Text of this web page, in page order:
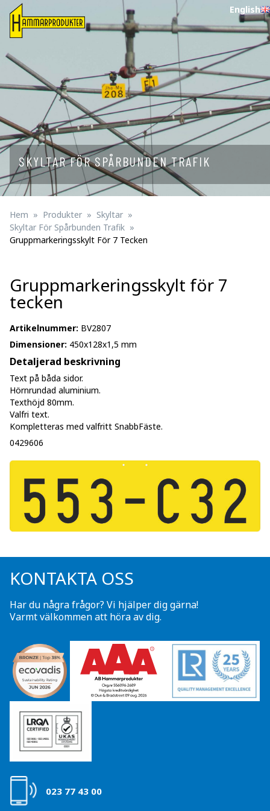
English
SKYLTAR FÖR SPÅRBUNDEN TRAFIK
Hem Produkter
Skyltar
Skyltar För Spårbunden Trafik
Gruppmarkeringsskylt För 7 Tecken
Gruppmarkeringsskylt för 7
tecken
Artikelnummer: BV2807
Dimensioner: 450x128x1,5 mm
Detaljerad beskrivning
Text på båda sidor.
Hörnrundad aluminium.
Texthöjd 80mm.
Valfri text.
Kompletteras med valfritt SnabbFäste.
0429606
KONTAKTA OSS
Har du några frågor? Vi hjälper dig gärna!
Varmt välkommen att höra av dig.
023 77 43 00